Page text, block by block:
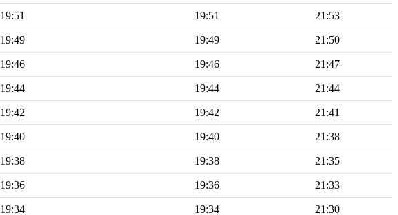
19:51 19:51 21:53
19:49 19:49 21:50
19:46 19:46 21:47
19:44 19:44 21:44
19:42 19:42 21:41
19:40 19:40 21:38
19:38 19:38 21:35
19:36 19:36 21:33
19:34 19:34 21:30